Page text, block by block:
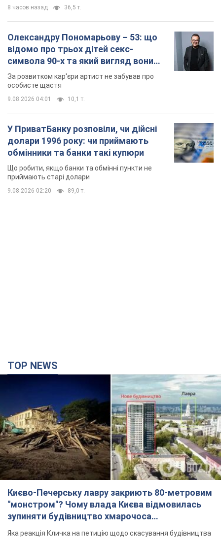
8 часов назад 36,5 т.
Олександру Пономарьову – 53: що
відомо про трьох дітей секс-
символа 90-х та який вигляд вони
мають
За розвитком кар'єри артист не забував про
особисте щастя
9.08.2026 04:01 10,1 т.
У ПриватБанку розповіли, чи дійсні
долари 1996 року: чи приймають
обмінники та банки такі купюри
Що робити, якщо банки та обмінні пункти не
приймають старі долари
9.08.2026 02:20 89,0 т.
TOP NEWS
Києво-Печерську лавру закриють 80-метровим
"монстром"? Чому влада Києва відмовилась
зупиняти будівництво хмарочоса
"московського вірянина"
Яка реакція Кличка на петицію щодо скасування будівництва